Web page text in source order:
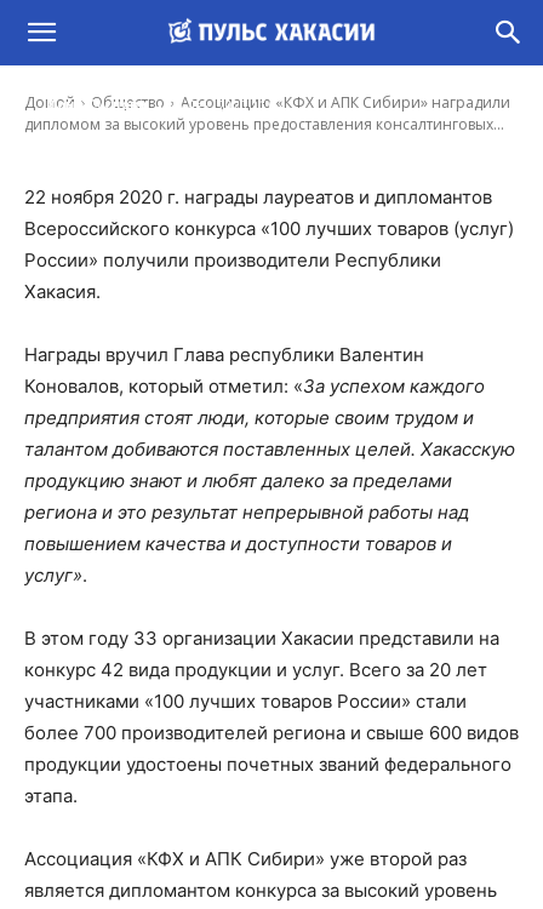
Домой Общество
Ассоциацию «КФХ и АПК Сибири» наградили
дипломом за высокий уровень предоставления консалтинговых...
предоставления консалтинговых услуг в
сфере сельского хозяйства и агротуризма
Иона Суслова - 23 Дек, 2020 11:07
22 ноября 2020 г. награды лауреатов и дипломантов
Всероссийского конкурса «100 лучших товаров (услуг)
России» получили производители Республики
Хакасия.
Награды вручил Глава республики Валентин
Коновалов, который отметил: «За успехом каждого
предприятия стоят люди, которые своим трудом и
талантом добиваются поставленных целей. Хакасскую
продукцию знают и любят далеко за пределами
региона и это результат непрерывной работы над
повышением качества и доступности товаров и
услуг».
В этом году 33 организации Хакасии представили на
конкурс 42 вида продукции и услуг. Всего за 20 лет
участниками «100 лучших товаров России» стали
более 700 производителей региона и свыше 600 видов
продукции удостоены почетных званий федерального
этапа.
Ассоциация «КФХ и АПК Сибири» уже второй раз
является дипломантом конкурса за высокий уровень